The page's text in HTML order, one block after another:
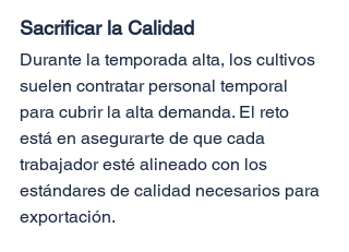
Sacrificar la Calidad
Durante la temporada alta, los cultivos
suelen contratar personal temporal
para cubrir la alta demanda. El reto
está en asegurarte de que cada
trabajador esté alineado con los
estándares de calidad necesarios para
exportación.